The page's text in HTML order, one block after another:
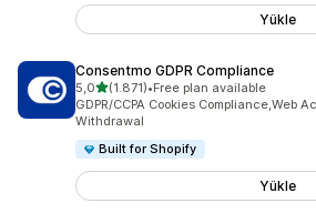
Yükle
Consentmo GDPR Compliance
5,05 yıldız üzerinden
(1.871)
toplam 1871 değerlendirme
•Free plan available
GDPR/CCPA Cookies Compliance,Web
Withdrawal
Built for Shopify
Yükle